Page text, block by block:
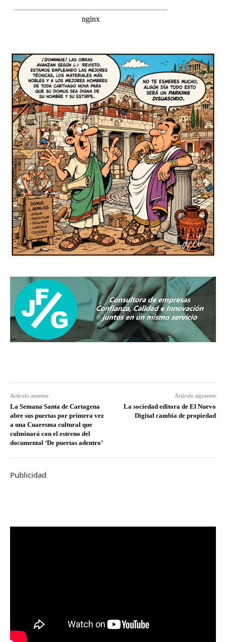
Artículo anterior
La Semana Santa de Cartagena
abre sus puertas por primera vez
a una Cuaresma cultural que
culminará con el estreno del
documental ‘De puertas adentro’
Artículo siguiente
La sociedad editora de El Nuevo
Digital cambia de propiedad
Publicidad